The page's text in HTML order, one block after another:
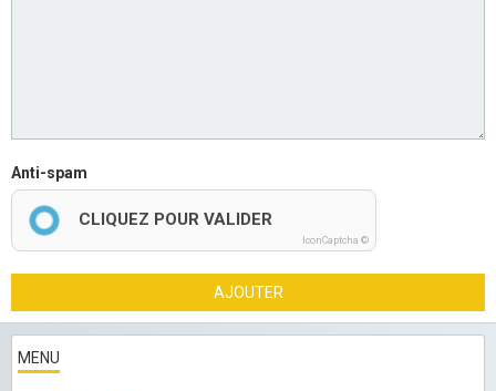
Anti-spam
CLIQUEZ POUR VALIDER
IconCaptcha ©
AJOUTER
MENU